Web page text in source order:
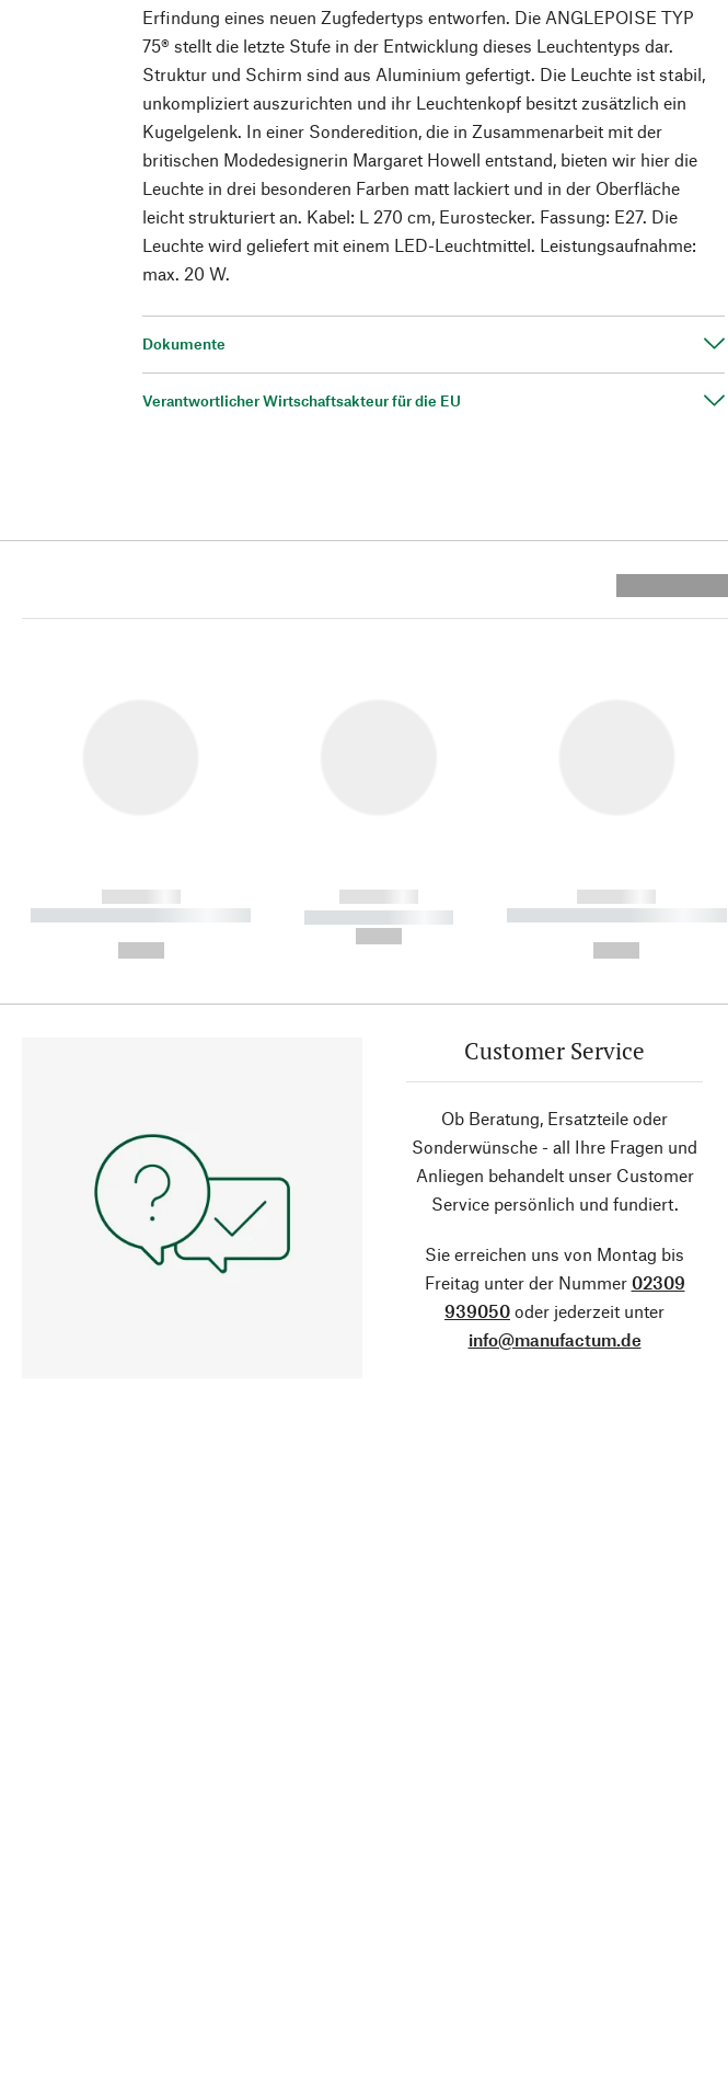
Erfindung eines neuen Zugfedertyps entworfen. Die ANGLEPOISE TYP
75® stellt die letzte Stufe in der Entwicklung dieses Leuchtentyps dar.
Struktur und Schirm sind aus Aluminium gefertigt. Die Leuchte ist stabil,
unkompliziert auszurichten und ihr Leuchtenkopf besitzt zusätzlich ein
Kugelgelenk. In einer Sonderedition, die in Zusammenarbeit mit der
britischen Modedesignerin Margaret Howell entstand, bieten wir hier die
Leuchte in drei besonderen Farben matt lackiert und in der Oberfläche
leicht strukturiert an. Kabel: L 270 cm, Eurostecker. Fassung: E27. Die
Leuchte wird geliefert mit einem LED-Leuchtmittel. Leistungsaufnahme:
max. 20 W.
Dokumente
Verantwortlicher Wirtschaftsakteur für die EU
------------
----------- ----------- ----------
------------
----------- -----------
------------
----------- ----------- ----------
Customer Service
Ob Beratung, Ersatzteile oder
Sonderwünsche - all Ihre Fragen und
Anliegen behandelt unser Customer
Service persönlich und fundiert.
Sie erreichen uns von Montag bis
Freitag unter der Nummer 02309
939050 oder jederzeit unter
info@manufactum.de